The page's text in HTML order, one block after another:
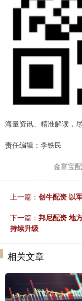
海量资讯、精准解读，
责任编辑：李铁民
金富宝
上一篇： 创牛配资 以
下一篇： 邦尼配资 地
持续升级
相关文章